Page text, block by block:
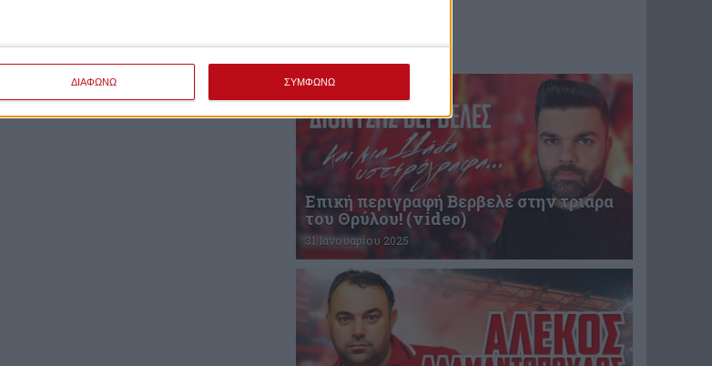
ΔΙΑΦΩΝΩ ΣΥΜΦΩΝΩ
Επική περιγραφή Βερβελέ στην τριάρα
του Θρύλου! (video)
31 Ιανουαρίου 2025